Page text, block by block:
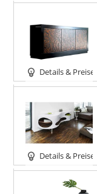
Details & Preise
Details & Preise